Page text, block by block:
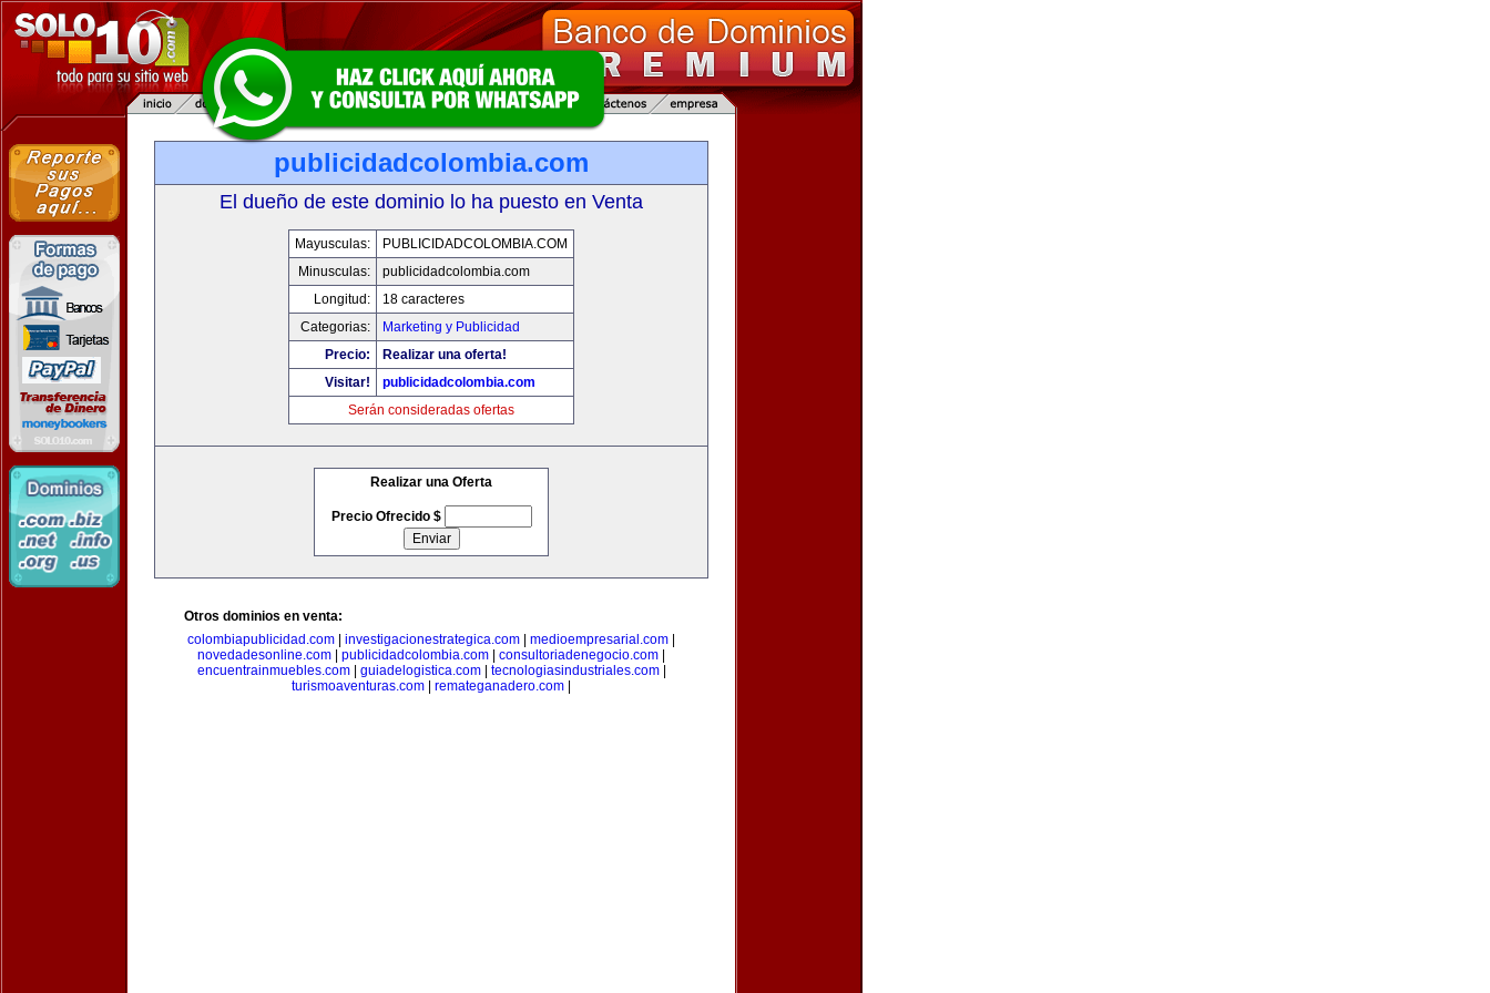
publicidadcolombia.com
El dueño de este dominio lo ha puesto en Venta
Mayusculas:
PUBLICIDADCOLOMBIA.COM
Minusculas:
publicidadcolombia.com
Longitud:
18 caracteres
Categorias:
Marketing y Publicidad
Precio:
Realizar una oferta!
Visitar!
publicidadcolombia.com
Serán consideradas ofertas
Realizar una Oferta
Precio Ofrecido $
Otros dominios en venta:
colombiapublicidad.com
investigacionestrategica.com medioempresarial.com
novedadesonline.com
publicidadcolombia.com consultoriadenegocio.com
encuentrainmuebles.com| guiadelogistica.com| tecnologiasindustriales.com|
turismoaventuras.com
remateganadero.com